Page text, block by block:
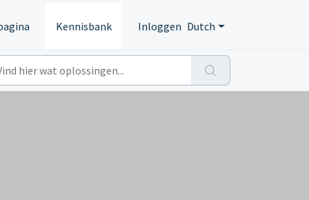
Kennisbank Inloggen Dutch